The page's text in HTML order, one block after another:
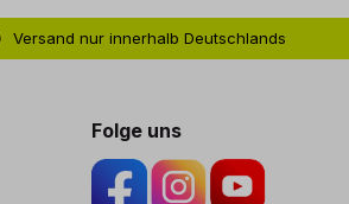
Versand nur innerhalb Deutschlands
Folge uns